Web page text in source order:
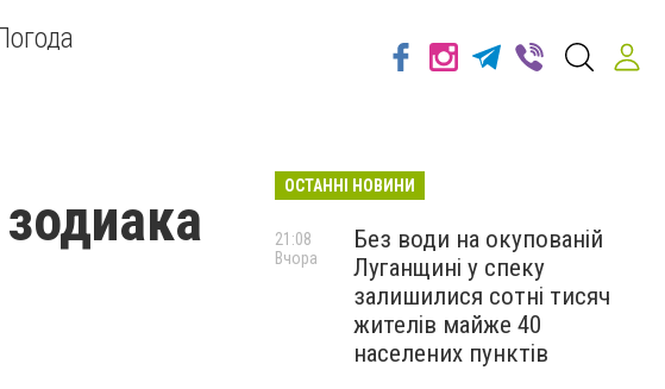
ОСТАННІ НОВИНИ
Без води на окупованій
Луганщині у спеку
залишилися сотні тисяч
жителів майже 40
населених пунктів
21:08
Вчора